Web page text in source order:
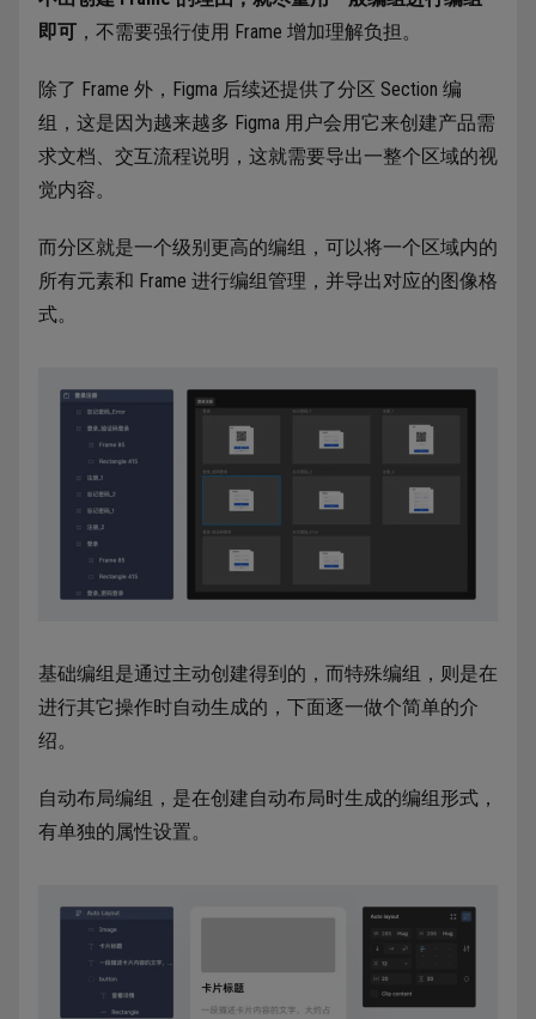
即可 ，不需要强行使用 Frame 增加理解负担。
除了 Frame 外，Figma 后续还提供了分区 Section 编
组，这是因为越来越多 Figma 用户会用它来创建产品需
求文档、交互流程说明，这就需要导出一整个区域的视
觉内容。
而分区就是一个级别更高的编组，可以将一个区域内的
所有元素和 Frame 进行编组管理，并导出对应的图像格
式。
基础编组是通过主动创建得到的，而特殊编组，则是在
进行其它操作时自动生成的，下面逐一做个简单的介
绍。
自动布局编组，是在创建自动布局时生成的编组形式，
有单独的属性设置。